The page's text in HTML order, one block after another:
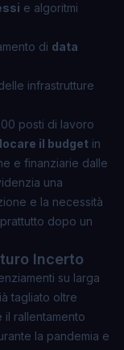
e algoritmi
di data
infrastrutture
posti di lavoro
il budget in
e finanziarie dalle
una
e la necessità
dopo un
Incerto
su larga
tagliato oltre
rallentamento
la pandemia e